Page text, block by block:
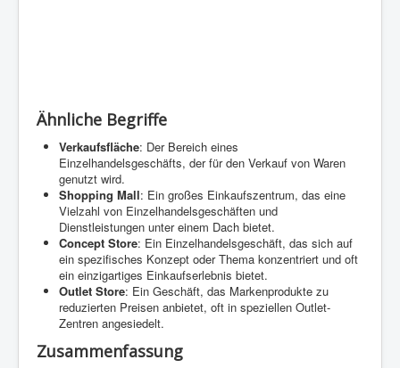
Ähnliche Begriffe
Verkaufsfläche: Der Bereich eines
Einzelhandelsgeschäfts, der für den Verkauf von Waren
genutzt wird.
Shopping Mall: Ein großes Einkaufszentrum, das eine
Vielzahl von Einzelhandelsgeschäften und
Dienstleistungen unter einem Dach bietet.
Concept Store: Ein Einzelhandelsgeschäft, das sich auf
ein spezifisches Konzept oder Thema konzentriert und oft
ein einzigartiges Einkaufserlebnis bietet.
Outlet Store: Ein Geschäft, das Markenprodukte zu
reduzierten Preisen anbietet, oft in speziellen Outlet-
Zentren angesiedelt.
Zusammenfassung